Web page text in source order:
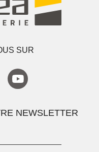
SUR
NEWSLETTER